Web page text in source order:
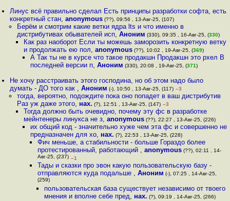
Линус всё правильно сделал Есть принципы разработки софта, есть
конкретный стан,anonymous (??), 09:56 , 13-Авг-25, (107)
Берём и смотрим какие ветки ядра lts и что именно в
дистрибутивах обывателей исп, Аноним (330), 09:35 , 16-Авг-25, (330)
Как раз наоборот Если ты можешь заморозить конкретную ветку
и продолжать ею пол, anonymous(??), 10:02 , 19-Авг-25, (369)
А Так ты не в курсе что такое продакшн Продакшн это рхел В
последней версии п,Аноним (330), 20:08 , 19-Авг-25, (371)
Не хочу расстраивать этого господина, но об этом надо было
думать - ДО того как ,Аноним (-), 10:50 , 13-Авг-25, (117) –3
тогда, вероятно, подождите пока оно попадет в ваш дистрибутив
Раз уж даже этого, нах. (?), 12:51 , 13-Авг-25, (147) –3
Тогда должно быть очевидно, почему эту фс в разработке
мейнтенеры линукса не з, anonymous(??), 22:27 , 13-Авг-25, (226)
их общий код - значительно хуже чем эта фс и совершенно не
предназначен для хо, нах. (?), 22:53 , 13-Авг-25, (228)
Фич меньше, а стабильности - больше Гораздо более
протестированный, работающий , anonymous(??), 02:11 , 14-
Авг-25, (237) –1
Тады и сказки про эвон какую пользовательскую базу -
отправляются куда подальше , Аноним (-), 07:25 , 14-Авг-25,
(259)
пользовательская база существует независимо от твоего
мнения и вполне себе пред, нах. (?), 09:19 , 14-Авг-25, (266)